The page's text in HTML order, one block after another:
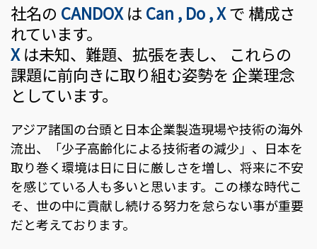
社名の CANDOX はCan , Do , Xで 構成さ
れています。
Xは未知、難題、拡張を表し、 これらの
課題に前向きに取り組む姿勢を 企業理念
としています。
アジア諸国の台頭と日本企業製造現場や技術の海外
流出、「少子高齢化による技術者の減少」、日本を
取り巻く環境は日に日に厳しさを増し、将来に不安
を感じている人も多いと思います。この様な時代こ
そ、世の中に貢献し続ける努力を怠らない事が重要
だと考えております。